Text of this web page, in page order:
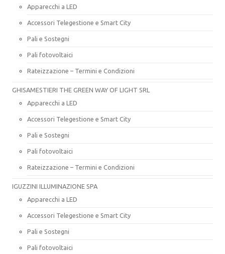
Apparecchi a LED
Accessori Telegestione e Smart City
Pali e Sostegni
Pali fotovoltaici
Rateizzazione – Termini e Condizioni
GHISAMESTIERI THE GREEN WAY OF LIGHT SRL
Apparecchi a LED
Accessori Telegestione e Smart City
Pali e Sostegni
Pali fotovoltaici
Rateizzazione – Termini e Condizioni
IGUZZINI ILLUMINAZIONE SPA
Apparecchi a LED
Accessori Telegestione e Smart City
Pali e Sostegni
Pali fotovoltaici